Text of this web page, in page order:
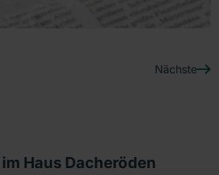
Nächste
Haus Dacheröden